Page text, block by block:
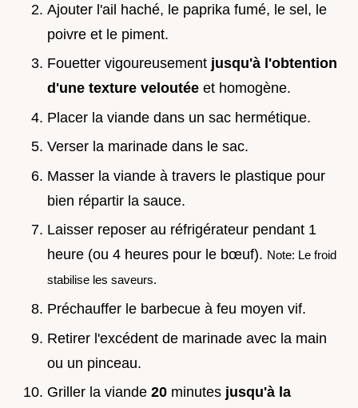
Ajouter l'ail haché, le paprika fumé, le sel, le
poivre et le piment.
Fouetter vigoureusement jusqu'à l'obtention
d'une texture veloutée et homogène.
Placer la viande dans un sac hermétique.
Verser la marinade dans le sac.
Masser la viande à travers le plastique pour
bien répartir la sauce.
Laisser reposer au réfrigérateur pendant 1
heure (ou 4 heures pour le bœuf). Note: Le froid
stabilise les saveurs.
Préchauffer le barbecue à feu moyen vif.
Retirer l'excédent de marinade avec la main
ou un pinceau.
Griller la viande 20 minutes jusqu'à la